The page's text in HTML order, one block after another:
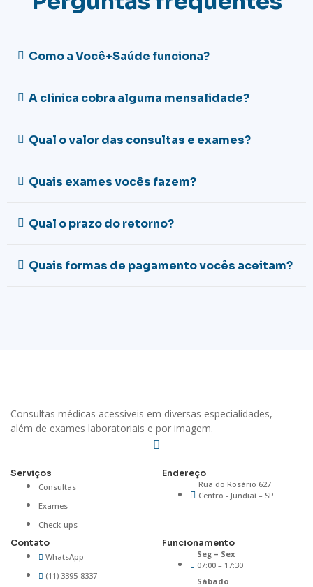
Como a Você+Saúde funciona?
A clinica cobra alguma mensalidade?
Qual o valor das consultas e exames?
Quais exames vocês fazem?
Qual o prazo do retorno?
Quais formas de pagamento vocês aceitam?
Consultas médicas acessíveis em diversas especialidades,
além de exames laboratoriais e por imagem.
Serviços
Consultas
Exames
Check-ups
Endereço
Rua do Rosário 627
Centro - Jundiaí – SP
Contato
WhatsApp
(11) 3395-8337
Funcionamento
Seg – Sex
07:00 – 17:30
Sábado